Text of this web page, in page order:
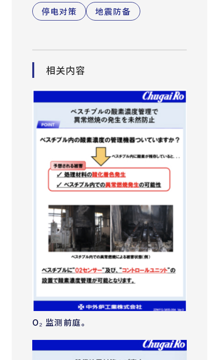
停电对策 地震防备
相关内容
O₂ 监测前庭。